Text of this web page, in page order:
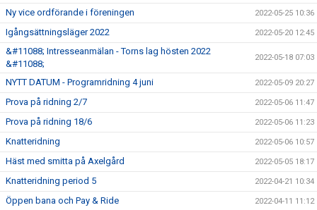
Ny vice ordförande i föreningen 2022-05-25 10:36
Igångsättningsläger 2022 2022-05-20 12:45
&#11088; Intresseanmälan - Torns lag hösten 2022
&#11088;
2022-05-18 07:03
NYTT DATUM - Programridning 4 juni 2022-05-09 20:27
Prova på ridning 2/7 2022-05-06 11:47
Prova på ridning 18/6 2022-05-06 11:23
Knatteridning 2022-05-06 10:57
Häst med smitta på Axelgård 2022-05-05 18:17
Knatteridning period 5 2022-04-21 10:34
Öppen bana och Pay & Ride 2022-04-11 11:12